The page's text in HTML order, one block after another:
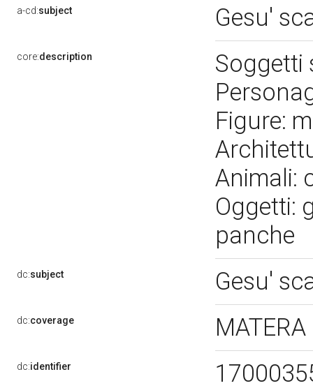
a-cd:subject Gesu'
core:description
Soggetti
Figure:
Animali:
Oggetti:
panche
dc:subject Gesu'
dc:coverage
dc:identifier